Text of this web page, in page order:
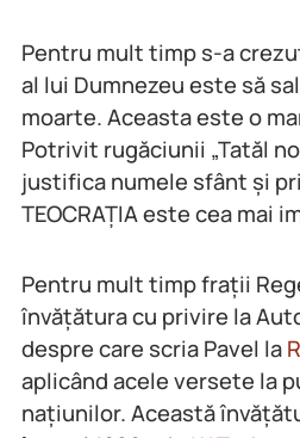
Pentru mult timp s-a
al lui Dumnezeu este să
moarte. Aceasta este o
Potrivit rugăciunii „Tatăl
justifica numele sfânt și
TEOCRAȚIA este cea mai
Pentru mult timp frații
învățătura cu privire la
despre care scria Pavel la
aplicând acele versete la
națiunilor. Această